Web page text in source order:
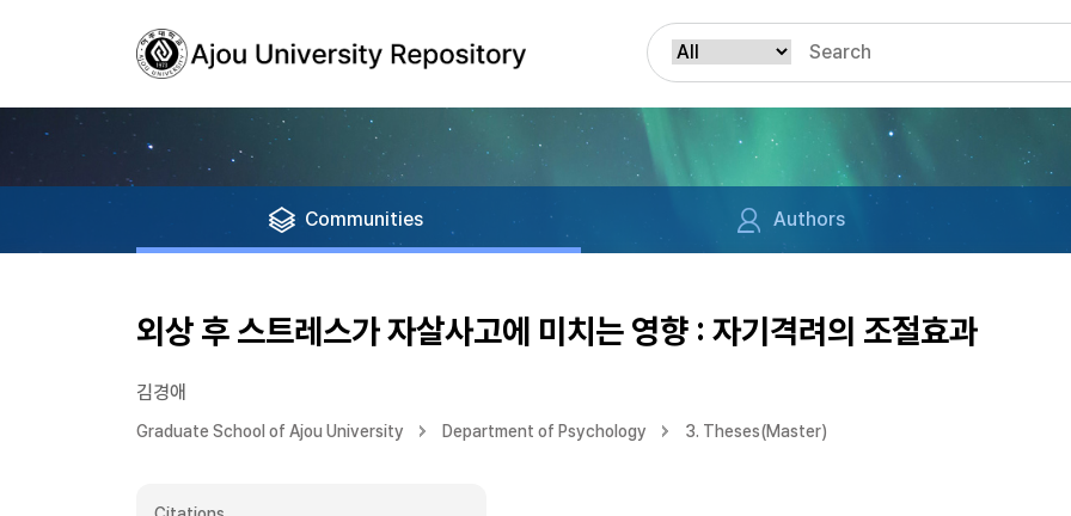
Communities Authors
외상 후 스트레스가 자살사고에 미치는 영향 : 자기격려의 조절효과
김경애
Graduate School of Ajou University Department of Psychology 3. Theses(Master)